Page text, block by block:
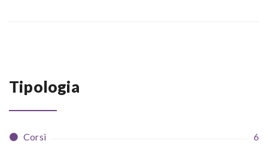
Tipologia
Corsi 6